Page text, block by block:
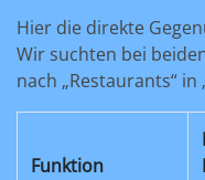
Hier die direkte
Wir suchten bei
nach „Restaurants“ in
Funktion